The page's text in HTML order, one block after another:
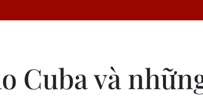
Cuba và